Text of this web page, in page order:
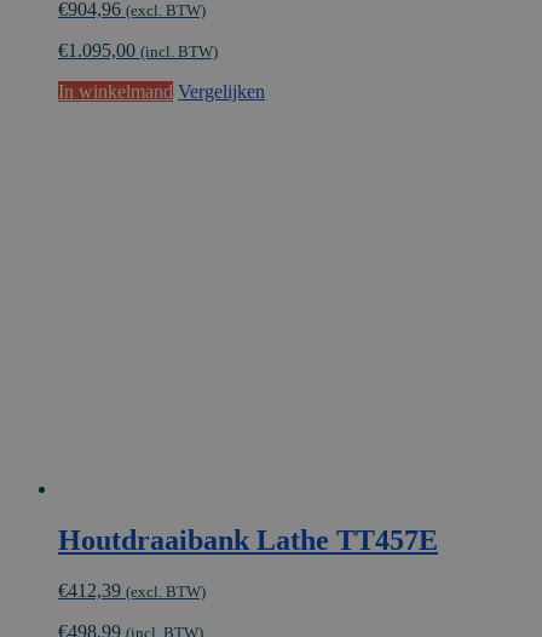
€904,96 (excl. BTW)
€1.095,00 (incl. BTW)
In winkelmand Vergelijken
Houtdraaibank Lathe TT457E
€412,39 (excl. BTW)
€498,99 (incl. BTW)